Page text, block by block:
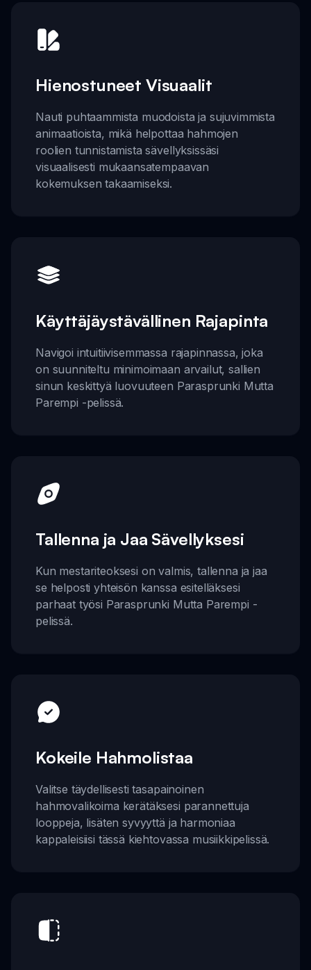
Hienostuneet Visuaalit
Nauti puhtaammista muodoista ja sujuvimmista
animaatioista, mikä helpottaa hahmojen
roolien tunnistamista sävellyksissäsi
visuaalisesti mukaansatempaavan
kokemuksen takaamiseksi.
Käyttäjäystävällinen Rajapinta
Navigoi intuitiivisemmassa rajapinnassa, joka
on suunniteltu minimoimaan arvailut, sallien
sinun keskittyä luovuuteen Parasprunki Mutta
Parempi -pelissä.
Tallenna ja Jaa Sävellyksesi
Kun mestariteoksesi on valmis, tallenna ja jaa
se helposti yhteisön kanssa esitelläksesi
parhaat työsi Parasprunki Mutta Parempi -
pelissä.
Kokeile Hahmolistaa
Valitse täydellisesti tasapainoinen
hahmovalikoima kerätäksesi parannettuja
looppeja, lisäten syvyyttä ja harmoniaa
kappaleisiisi tässä kiehtovassa musiikkipelissä.